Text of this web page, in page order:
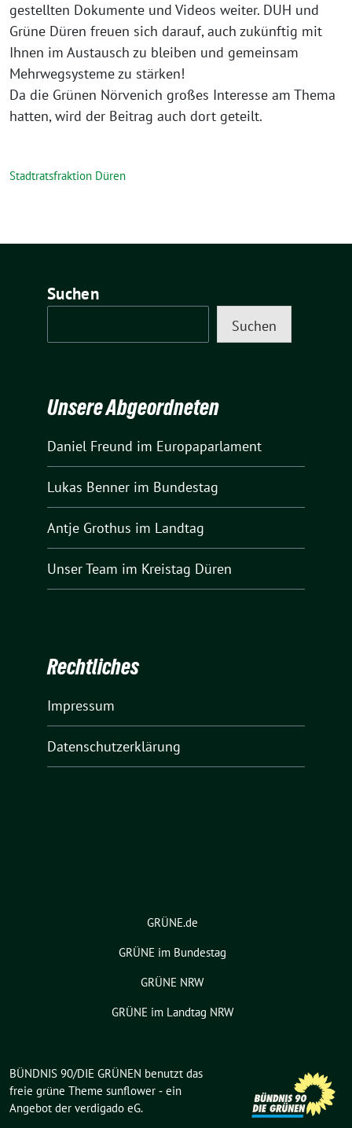
gestellten Dokumente und Videos weiter. DUH und
Grüne Düren freuen sich darauf, auch zukünftig mit
Ihnen im Austausch zu bleiben und gemeinsam
Mehrwegsysteme zu stärken!
Da die Grünen Nörvenich großes Interesse am Thema
hatten, wird der Beitrag auch dort geteilt.
Stadtratsfraktion Düren
Suchen
Suchen
Unsere Abgeordneten
Daniel Freund im Europaparlament
Lukas Benner im Bundestag
Antje Grothus im Landtag
Unser Team im Kreistag Düren
Rechtliches
Impressum
Datenschutzerklärung
GRÜNE.de
GRÜNE im Bundestag
GRÜNE NRW
GRÜNE im Landtag NRW
BÜNDNIS 90/DIE GRÜNEN benutzt das
freie grüne Theme sunflower ‐ ein
Angebot der verdigado eG.